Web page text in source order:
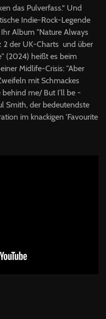
das Pulverfass.“ Und
Indie-Rock-Legende
Album "Nature Always
2 der UK-Charts und über
(2024) heißt es beim
Midlife-Crisis: "Aber
mit Schmackes
be­hind me/ But I’ll be
Smith, der bedeutendste
im knackigen 'Fa­vou­rite